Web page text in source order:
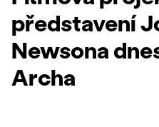
představení
Newsona
Archa